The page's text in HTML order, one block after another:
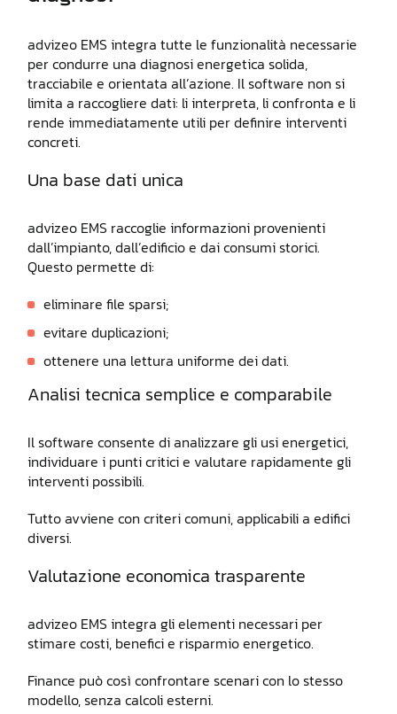
advizeo EMS integra tutte le funzionalità necessarie
per condurre una diagnosi energetica solida,
tracciabile e orientata all’azione. Il software non si
limita a raccogliere dati: li interpreta, li confronta e li
rende immediatamente utili per definire interventi
concreti.
Una base dati unica
advizeo EMS raccoglie informazioni provenienti
dall’impianto, dall’edificio e dai consumi storici.
Questo permette di:
eliminare file sparsi;
evitare duplicazioni;
ottenere una lettura uniforme dei dati.
Analisi tecnica semplice e comparabile
Il software consente di analizzare gli usi energetici,
individuare i punti critici e valutare rapidamente gli
interventi possibili.
Tutto avviene con criteri comuni, applicabili a edifici
diversi.
Valutazione economica trasparente
advizeo EMS integra gli elementi necessari per
stimare costi, benefici e risparmio energetico.
Finance può così confrontare scenari con lo stesso
modello, senza calcoli esterni.